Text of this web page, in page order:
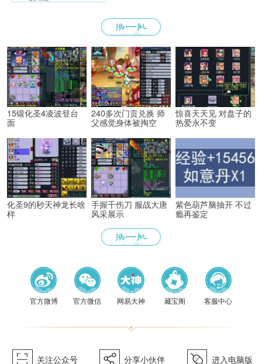
面，就带各位少侠了解一下吧！
15锻化圣4凌波登台
面
240多次门贡兑换 师
父感觉身体被掏空
惊喜天天见 对盘子的
热爱永不变
化圣9的秒天神龙长啥
样
手握千伤刀 服战大唐
风采展示
紫色葫芦脑抽开 不过
瘾再鉴定
《梦幻
官方微博 官方微信 网易大神 藏宝阁 客服中心
򰀁 关注公众号 򰀂 分享小伙伴 򰀄 进入电脑版